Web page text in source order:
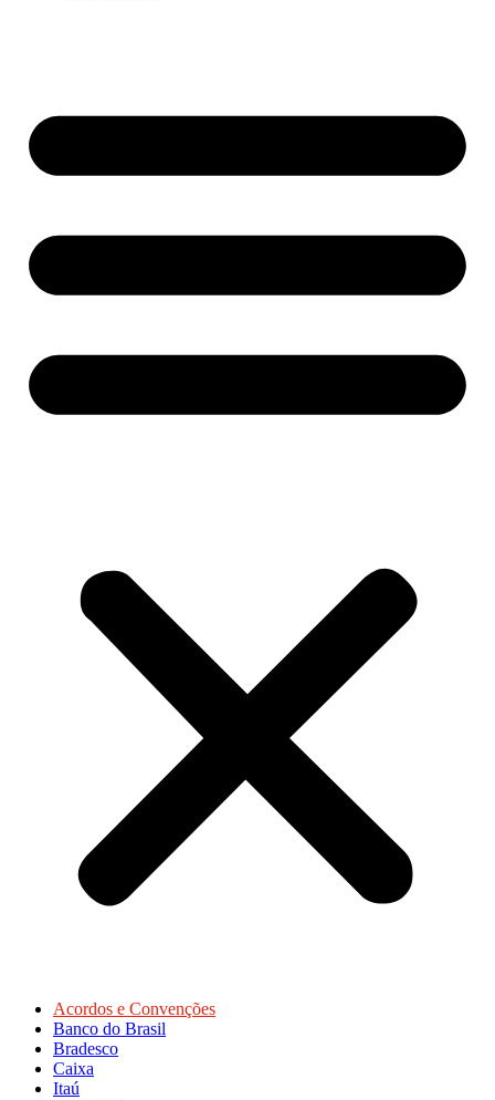
Acordos e Convenções
Banco do Brasil
Bradesco
Caixa
Itaú